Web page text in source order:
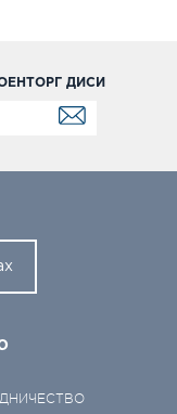
ДИСИ